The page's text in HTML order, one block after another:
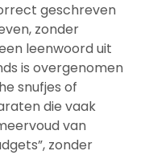
geschreven
zonder
leenwoord uit
is overgenomen
snufjes of
die vaak
van
zonder